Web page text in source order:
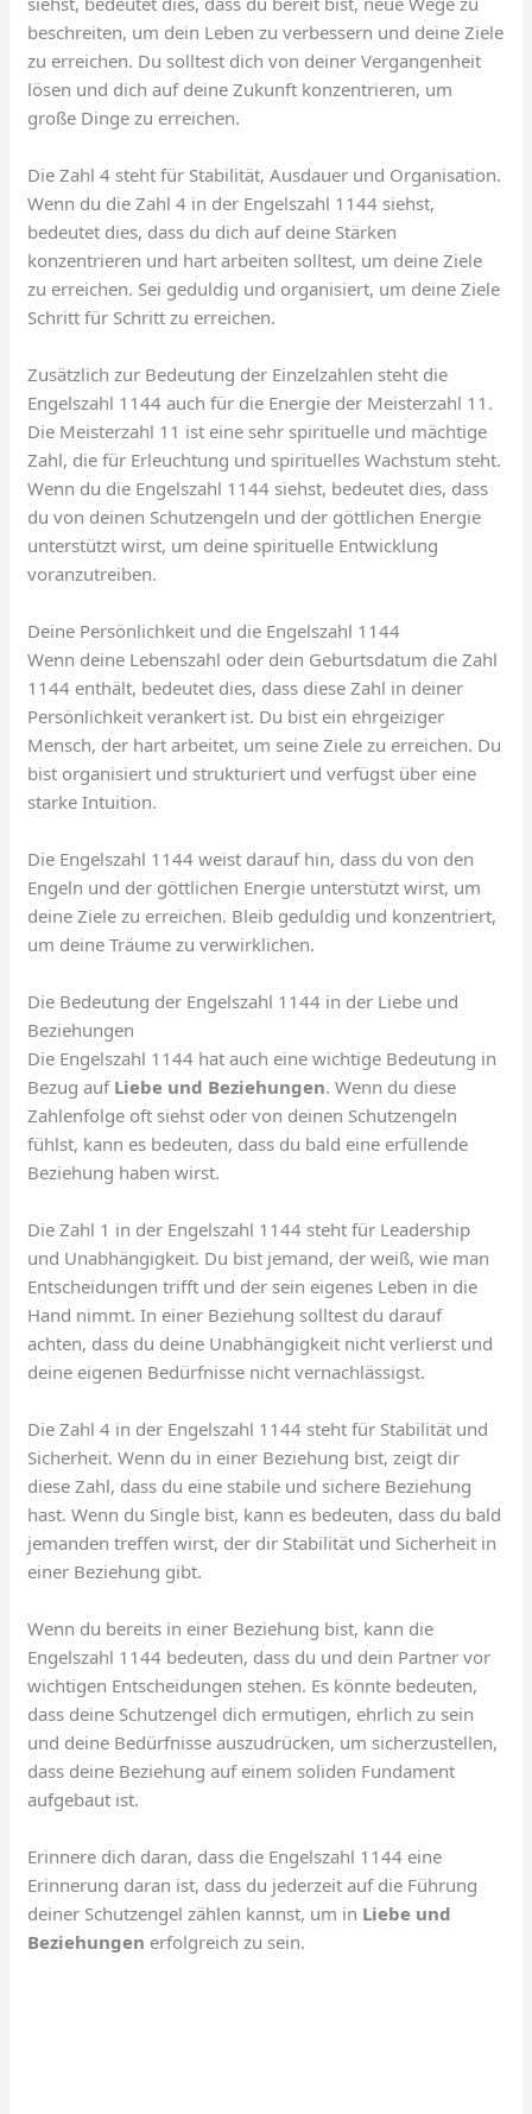
beschreiten, um dein Leben zu verbessern und deine Ziele
zu erreichen. Du solltest dich von deiner Vergangenheit
lösen und dich auf deine Zukunft konzentrieren, um
große Dinge zu erreichen.
Die Zahl 4 steht für Stabilität, Ausdauer und Organisation.
Wenn du die Zahl 4 in der Engelszahl 1144 siehst,
bedeutet dies, dass du dich auf deine Stärken
konzentrieren und hart arbeiten solltest, um deine Ziele
zu erreichen. Sei geduldig und organisiert, um deine Ziele
Schritt für Schritt zu erreichen.
Zusätzlich zur Bedeutung der Einzelzahlen steht die
Engelszahl 1144 auch für die Energie der Meisterzahl 11.
Die Meisterzahl 11 ist eine sehr spirituelle und mächtige
Zahl, die für Erleuchtung und spirituelles Wachstum steht.
Wenn du die Engelszahl 1144 siehst, bedeutet dies, dass
du von deinen Schutzengeln und der göttlichen Energie
unterstützt wirst, um deine spirituelle Entwicklung
voranzutreiben.
Deine Persönlichkeit und die Engelszahl 1144
Wenn deine Lebenszahl oder dein Geburtsdatum die Zahl
1144 enthält, bedeutet dies, dass diese Zahl in deiner
Persönlichkeit verankert ist. Du bist ein ehrgeiziger
Mensch, der hart arbeitet, um seine Ziele zu erreichen. Du
bist organisiert und strukturiert und verfügst über eine
starke Intuition.
Die Engelszahl 1144 weist darauf hin, dass du von den
Engeln und der göttlichen Energie unterstützt wirst, um
deine Ziele zu erreichen. Bleib geduldig und konzentriert,
um deine Träume zu verwirklichen.
Die Bedeutung der Engelszahl 1144 in der Liebe und
Beziehungen
Die Engelszahl 1144 hat auch eine wichtige Bedeutung in
Bezug auf Liebe und Beziehungen. Wenn du diese
Zahlenfolge oft siehst oder von deinen Schutzengeln
fühlst, kann es bedeuten, dass du bald eine erfüllende
Beziehung haben wirst.
Die Zahl 1 in der Engelszahl 1144 steht für Leadership
und Unabhängigkeit. Du bist jemand, der weiß, wie man
Entscheidungen trifft und der sein eigenes Leben in die
Hand nimmt. In einer Beziehung solltest du darauf
achten, dass du deine Unabhängigkeit nicht verlierst und
deine eigenen Bedürfnisse nicht vernachlässigst.
Die Zahl 4 in der Engelszahl 1144 steht für Stabilität und
Sicherheit. Wenn du in einer Beziehung bist, zeigt dir
diese Zahl, dass du eine stabile und sichere Beziehung
hast. Wenn du Single bist, kann es bedeuten, dass du bald
jemanden treffen wirst, der dir Stabilität und Sicherheit in
einer Beziehung gibt.
Wenn du bereits in einer Beziehung bist, kann die
Engelszahl 1144 bedeuten, dass du und dein Partner vor
wichtigen Entscheidungen stehen. Es könnte bedeuten,
dass deine Schutzengel dich ermutigen, ehrlich zu sein
und deine Bedürfnisse auszudrücken, um sicherzustellen,
dass deine Beziehung auf einem soliden Fundament
aufgebaut ist.
Erinnere dich daran, dass die Engelszahl 1144 eine
Erinnerung daran ist, dass du jederzeit auf die Führung
deiner Schutzengel zählen kannst, um in Liebe und
Beziehungen erfolgreich zu sein.